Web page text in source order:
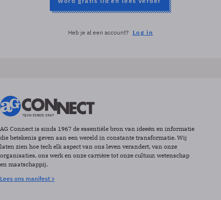
Heb je al een account? Log in
AG Connect is sinds 1967 de essentiële bron van ideeën en informatie
die betekenis geven aan een wereld in constante transformatie. Wij
laten zien hoe tech elk aspect van ons leven verandert, van onze
organisaties, ons werk en onze carrière tot onze cultuur, wetenschap
en maatschappij.
Lees ons manifest >